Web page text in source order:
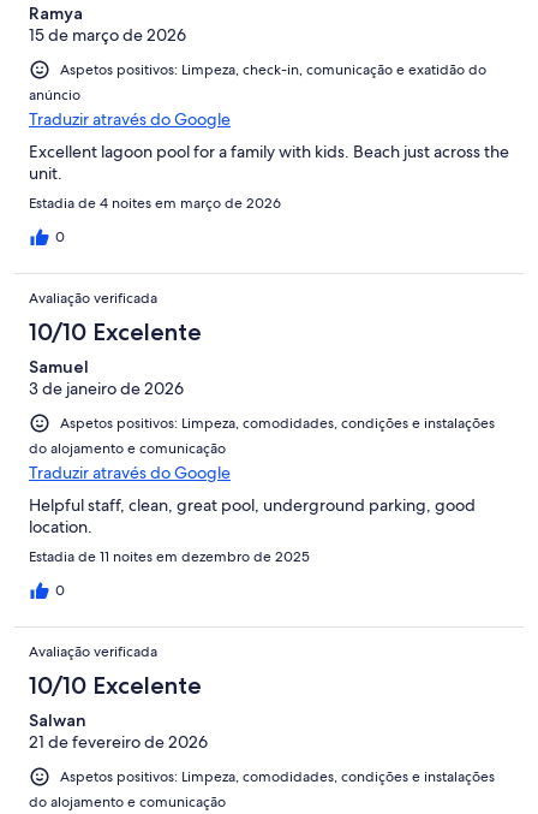
Ramya
15 de março de 2026
Aspetos positivos: Limpeza, check-in, comunicação e exatidão do
anúncio
Traduzir através do Google
Excellent lagoon pool for a family with kids. Beach just across the
unit.
Estadia de 4 noites em março de 2026
0
Avaliação verificada
10/10 Excelente
Samuel
3 de janeiro de 2026
Aspetos positivos: Limpeza, comodidades, condições e instalações
do alojamento e comunicação
Traduzir através do Google
Helpful staff, clean, great pool, underground parking, good
location.
Estadia de 11 noites em dezembro de 2025
0
Avaliação verificada
10/10 Excelente
Salwan
21 de fevereiro de 2026
Aspetos positivos: Limpeza, comodidades, condições e instalações
do alojamento e comunicação